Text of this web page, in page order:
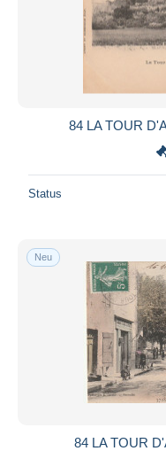
84 LA TOUR
Status
Neu
84 LA TOUR